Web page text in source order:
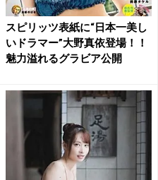
スピリッツ表紙に“日本一美し
いドラマー”大野真依登場！！
魅力溢れるグラビア公開